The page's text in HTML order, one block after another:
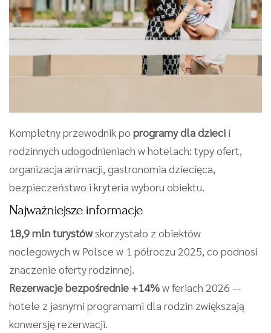
Kompletny przewodnik po programy dla dzieci i
rodzinnych udogodnieniach w hotelach: typy ofert,
organizacja animacji, gastronomia dziecięca,
bezpieczeństwo i kryteria wyboru obiektu.
Najważniejsze informacje
18,9 mln turystówskorzystało z obiektów
noclegowych w Polsce w 1 półroczu 2025, co podnosi
znaczenie oferty rodzinnej.
Rezerwacje bezpośrednie +14%w feriach 2026 —
hotele z jasnymi programami dla rodzin zwiększają
konwersję rezerwacji.